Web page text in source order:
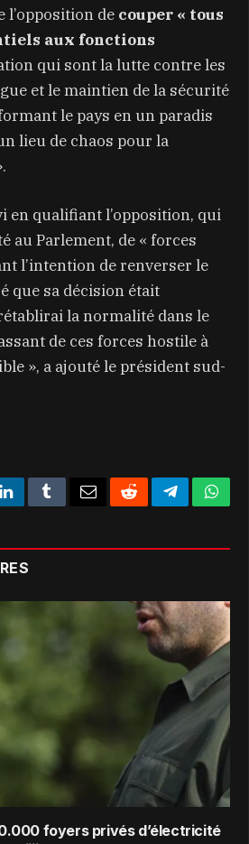
l’opposition de couper « tous
aux fonctions
qui sont la lutte contre les
et le maintien de la sécurité
le pays en un paradis
lieu de chaos pour la
en qualifiant l’opposition, qui
au Parlement, de « forces
l’intention de renverser le
que sa décision était
la normalité dans le
de ces forces hostile à
», a ajouté le président sud-
LinkedInTumblr EmailRedditTelegram
foyers privés d’électricité